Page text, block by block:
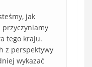
jak
przyczyniamy
tego kraju.
z perspektywy
wykazać